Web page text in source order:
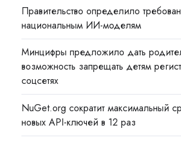
Правительство определило
национальным ИИ-моделям
Минцифры предложило дать
возможность запрещать детям
соцсетях
NuGet.org сократит максимальный
новых API-ключей в 12 раз